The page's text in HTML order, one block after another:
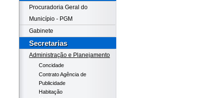
Procuradoria Geral do
Município - PGM
Gabinete
Secretarias
Administração e Planejamento
Concidade
Contrato Agência de
Publicidade
Habitação